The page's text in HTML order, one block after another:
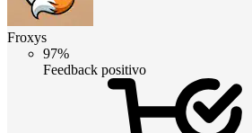
Froxys
97%
Feedback positivo